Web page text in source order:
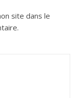
site dans le